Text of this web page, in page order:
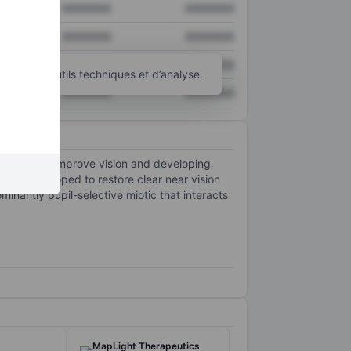
XXXXXXX XXXXXXX
d’autres outils techniques et d’analyse.
to improve vision and developing
developed to restore clear near vision
pupil-selective miotic that interacts
MapLight Therapeutics